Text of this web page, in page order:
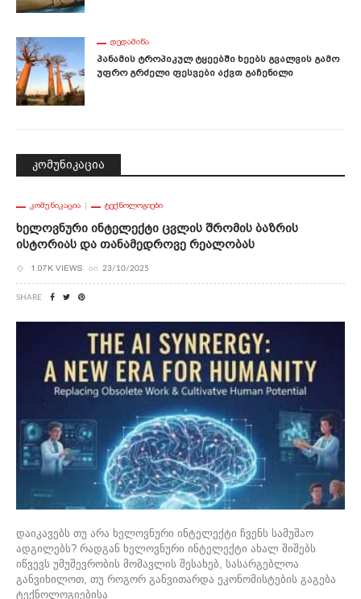
ᲓᲔᲓᲐᲛᲘᲬᲐ
Პანამის Ტროპიკულ Ტყეებში Ხეებს Გვალვის Გამო
Უფრო Გრძელი Ფესვები Აქვთ Გაჩენილი
კომუნიკაცია
ᲙᲝᲛᲣᲜᲘᲙᲐᲪᲘᲐ ᲢᲔᲥᲜᲝᲚᲝᲒᲘᲔᲑᲘ
Ხელოვნური Ინტელექტი Ცვლის Შრომის Ბაზრის
Ისტორიას Და Თანამედროვე Რეალობას
1.07K VIEWS on 23/10/2025
SHARE
დაიკავებს თუ არა ხელოვნური ინტელექტი ჩვენს სამუშაო
ადგილებს? რადგან ხელოვნური ინტელექტი ახალ შიშებს
იწვევს უმუშევრობის მომავლის შესახებ, სასარგებლოა
განვიხილოთ, თუ როგორ განვითარდა ეკონომისტების გაგება
ტექნოლოგიებისა